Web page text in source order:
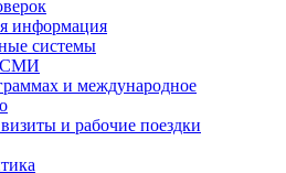
информация
системы
СМИ
и международное
и рабочие поездки